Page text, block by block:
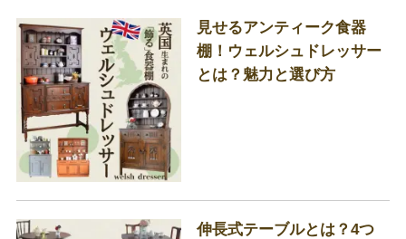
見せるアンティーク食器
棚！ウェルシュドレッサー
とは？魅力と選び方
伸長式テーブルとは？4つ